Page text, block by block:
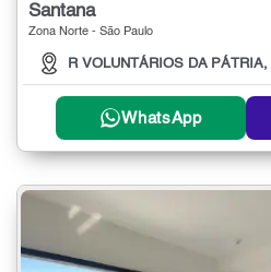
Santana
Zona Norte - São Paulo
R VOLUNTÁRIOS DA PÁTRIA,
WhatsApp